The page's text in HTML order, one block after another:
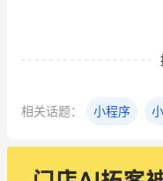
相关话题： 小程序